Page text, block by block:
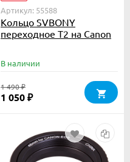
Артикул: 55588
Кольцо SVBONY
переходное T2 на Canon
В наличии
1 490₽
1 050 ₽